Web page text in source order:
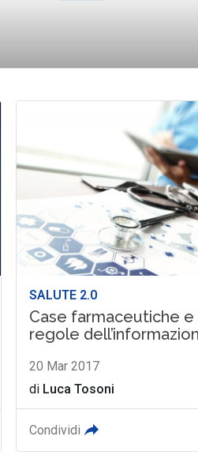
SALUTE 2.0
Case farmaceutiche e
regole
20 Mar 2017
di Luca Tosoni
Condividi